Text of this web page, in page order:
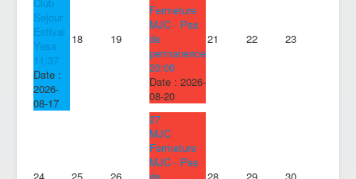
Sejour
Estival
Yesa
11:37
Date :
2026-
08-17
18 19
Fermeture
MJC - Pas
de
permanence
20:00
Date : 2026-
08-20
21 22 23
27
MJC
Fermeture
MJC - Pas